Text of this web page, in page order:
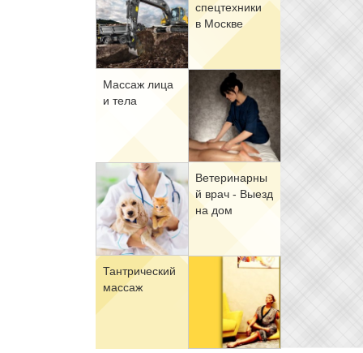
спец­тех­ни­ки
в Москве
Мас­саж ли­ца
и те­ла
Ве­те­ри­нар­ны
й врач - Вы­езд
на дом
Тан­три­че­ский
мас­саж